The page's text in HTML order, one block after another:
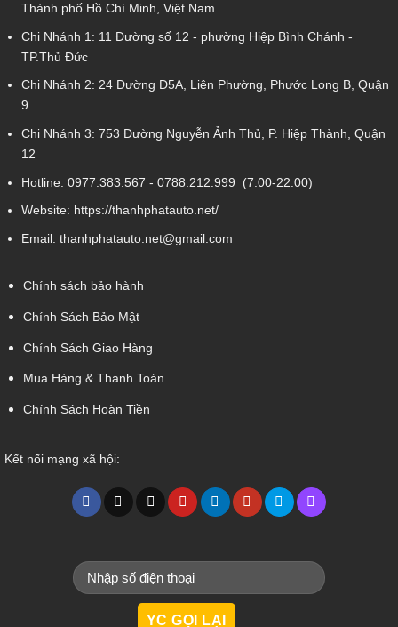
Thành phố Hồ Chí Minh, Việt Nam
Chi Nhánh 1: 11 Đường số 12 - phường Hiệp Bình Chánh -
TP.Thủ Đức
Chi Nhánh 2: 24 Đường D5A, Liên Phường, Phước Long B, Quận
9
Chi Nhánh 3: 753 Đường Nguyễn Ảnh Thủ, P. Hiệp Thành, Quận
12
Hotline: 0977.383.567 - 0788.212.999 (7:00-22:00)
Website: https://thanhphatauto.net/
Email: thanhphatauto.net@gmail.com
Chính sách bảo hành
Chính Sách Bảo Mật
Chính Sách Giao Hàng
Mua Hàng & Thanh Toán
Chính Sách Hoàn Tiền
Kết nối mạng xã hội: